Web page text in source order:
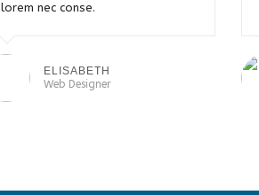
lorem nec conse.
ELISABETH
Web Designer